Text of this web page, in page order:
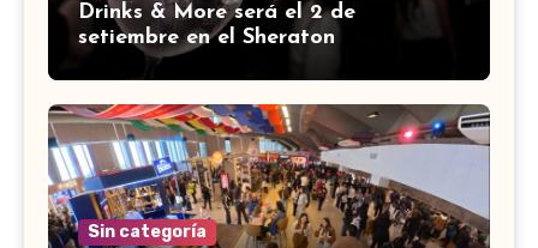
Drinks & More será el 2 de
setiembre en el Sheraton
Sin categoría